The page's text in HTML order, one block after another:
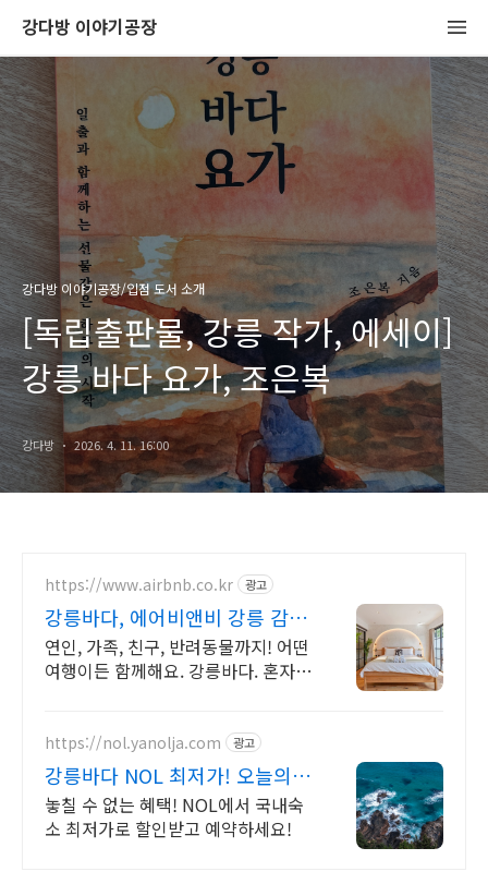
강다방 이야기공장
강다방 이야기공장/입점 도서 소개
[독립출판물, 강릉 작가, 에세이]
강릉 바다 요가, 조은복
강다방 2026. 4. 11. 16:00
https://www.airbnb.co.kr 광고
강릉바다, 에어비앤비 강릉 감성
스테이
연인, 가족, 친구, 반려동물까지! 어떤
여행이든 함께해요. 강릉바다. 혼자
요.
https://nol.yanolja.com 광고
강릉바다 NOL 최저가! 오늘의
숙박 핫딜!
놓칠 수 없는 혜택! NOL에서 국내숙
소 최저가로 할인받고 예약하세요!